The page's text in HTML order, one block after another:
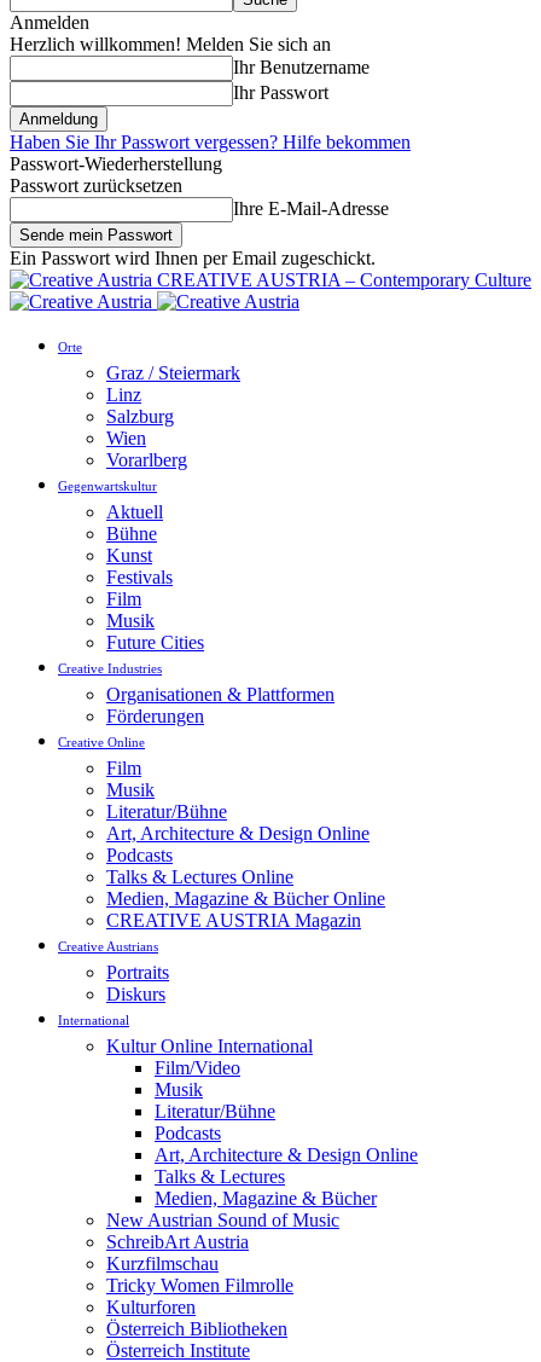
Anmelden
Herzlich willkommen! Melden Sie sich an
Ihr Benutzername
Ihr Passwort
Haben Sie Ihr Passwort vergessen? Hilfe bekommen
Passwort-Wiederherstellung
Passwort zurücksetzen
Ihre E-Mail-Adresse
Ein Passwort wird Ihnen per Email zugeschickt.
CREATIVE AUSTRIA – Contemporary Culture
Orte
Graz / Steiermark
Linz
Salzburg
Wien
Vorarlberg
Gegenwartskultur
Aktuell
Bühne
Kunst
Festivals
Film
Musik
Future Cities
Creative Industries
Organisationen & Plattformen
Förderungen
Creative Online
Film
Musik
Literatur/Bühne
Art, Architecture & Design Online
Podcasts
Talks & Lectures Online
Medien, Magazine & Bücher Online
CREATIVE AUSTRIA Magazin
Creative Austrians
Portraits
Diskurs
International
Kultur Online International
Film/Video
Musik
Literatur/Bühne
Podcasts
Art, Architecture & Design Online
Talks & Lectures
Medien, Magazine & Bücher
New Austrian Sound of Music
SchreibArt Austria
Kurzfilmschau
Tricky Women Filmrolle
Kulturforen
Österreich Bibliotheken
Österreich Institute